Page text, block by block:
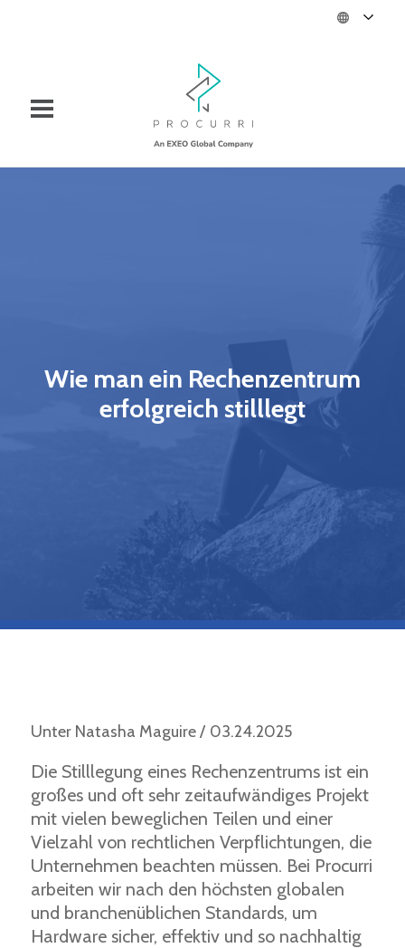
Wie man ein Rechenzentrum
erfolgreich stilllegt
Unter Natasha Maguire 03.24.2025
Die Stilllegung eines Rechenzentrums ist ein
großes und oft sehr zeitaufwändiges Projekt
mit vielen beweglichen Teilen und einer
Vielzahl von rechtlichen Verpflichtungen, die
Unternehmen beachten müssen. Bei Procurri
arbeiten wir nach den höchsten globalen
und branchenüblichen Standards, um
Hardware sicher, effektiv und so nachhaltig